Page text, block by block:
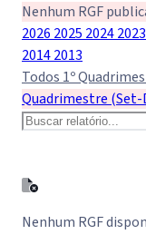
Nenhum RGF
2026 2025 20242023
20142013
Todos 1º
Quadrimestre (Set-
Nenhum RGF